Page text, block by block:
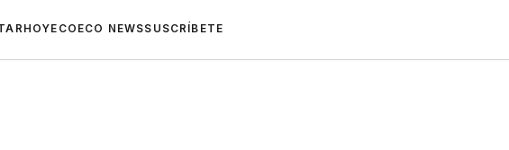
HOYECO ECO NEWSSUSCRÍBETE